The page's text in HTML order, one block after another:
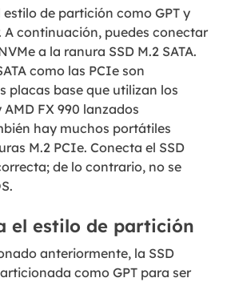
estilo de partición como GPT y
A continuación, puedes conectar
a la ranura SSD M.2 SATA.
como las PCIe son
placas base que utilizan los
FX 990 lanzados
hay muchos portátiles
M.2 PCIe. Conecta el SSD
de lo contrario, no se
el estilo de partición
anteriormente, la SSD
como GPT para ser